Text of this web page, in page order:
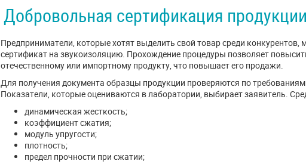
Добровольная сертификация продукции
Предприниматели, которые хотят выделить свой товар среди
сертификат на звукоизоляцию. Прохождение процедуры позволяет
отечественному или импортному продукту, что повышает его продажи.
Для получения документа образцы продукции проверяются по
Показатели, которые оцениваются в лаборатории, выбирает заявитель.
динамическая жесткость;
коэффициент сжатия;
модуль упругости;
плотность;
предел прочности при сжатии;